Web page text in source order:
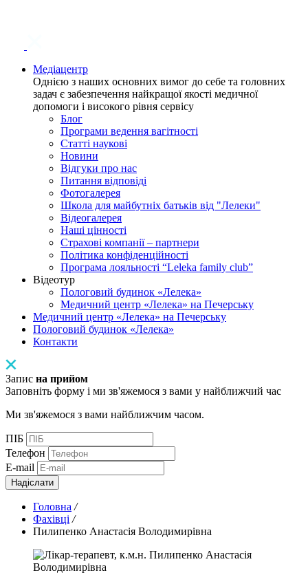
Медіацентр
Однією з наших основних вимог до себе та головних
задач є забезпечення найкращої якості медичної
допомоги і високого рівня сервісу
Блог
Програми ведення вагітності
Статті наукові
Новини
Відгуки про нас
Питання відповіді
Фотогалерея
Школа для майбутніх батьків від "Лелеки"
Відеогалерея
Наші цінності
Страхові компанії – партнери
Політика конфіденційності
Програма лояльності “Leleka family club”
Відеотур
Пологовий будинок «Лелека»
Медичний центр «Лелека» на Печерську
Медичний центр «Лелека» на Печерську
Пологовий будинок «Лелека»
Контакти
Запис на прийом
Заповніть форму і ми зв'яжемося з вами у найближчий час
Ми зв'яжемося з вами найближчим часом.
ПІБ
Телефон
E-mail
Надіслати
Головна /
Фахівці /
Пилипенко Анастасія Володимирівна